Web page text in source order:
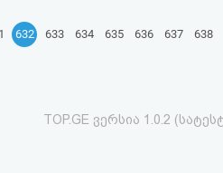
632 633 634 635 636 637 638
TOP.GE ვერსია 1.0.2